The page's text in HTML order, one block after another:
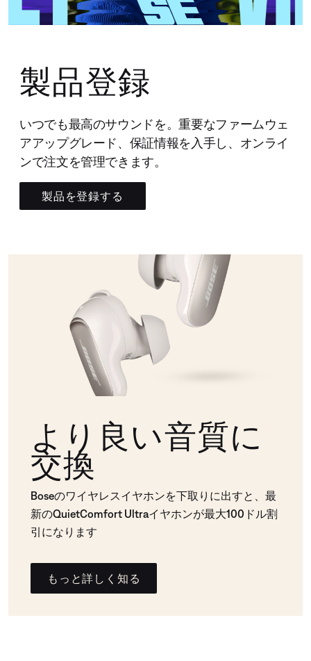
製品登録
いつでも最高のサウンドを。重要なファームウェ
アアップグレード、保証情報を入手し、オンライ
ンで注文を管理できます。
製品を登録する
より良い音質に
交換
Boseのワイヤレスイヤホンを下取りに出すと、最
新のQuietComfort Ultraイヤホンが最大100ドル割
引になります
もっと詳しく知る